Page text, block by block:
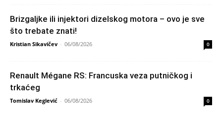
Brizgaljke ili injektori dizelskog motora – ovo je sve
što trebate znati!
Kristian Sikavičev - 06/08/2026 0
Renault Mégane RS: Francuska veza putničkog i
trkaćeg
Tomislav Keglević - 06/08/2026 0